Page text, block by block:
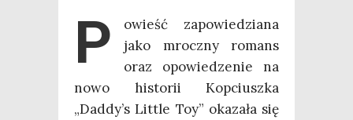
P
owieść zapo­wie­dzia­na
jako mrocz­ny romans
oraz opo­wie­dze­nie na
nowo histo­rii Kop­ciusz­ka
„Daddy’s Lit­tle Toy” oka­za­ła się